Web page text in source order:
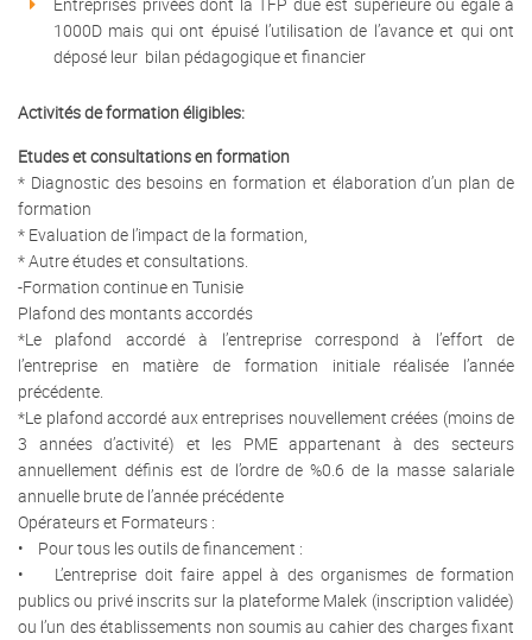
1000D mais qui ont épuisé l’utilisation de l’avance et qui ont
déposé leur bilan pédagogique et financier
Activités de formation éligibles:
Etudes et consultations en formation
* Diagnostic des besoins en formation et élaboration d’un plan de
formation
* Evaluation de l’impact de la formation,
* Autre études et consultations.
-Formation continue en Tunisie
Plafond des montants accordés
*Le plafond accordé à l’entreprise correspond à l’effort de
l’entreprise en matière de formation initiale réalisée l’année
précédente.
*Le plafond accordé aux entreprises nouvellement créées (moins de
3 années d’activité) et les PME appartenant à des secteurs
annuellement définis est de l’ordre de %0.6 de la masse salariale
annuelle brute de l’année précédente
Opérateurs et Formateurs :
• Pour tous les outils de financement :
• L’entreprise doit faire appel à des organismes de formation
publics ou privé inscrits sur la plateforme Malek (inscription validée)
ou l’un des établissements non soumis au cahier des charges fixant